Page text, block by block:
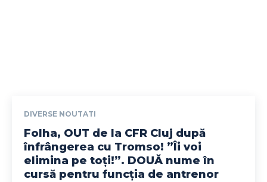
DIVERSE NOUTATI
Folha, OUT de la CFR Cluj după
înfrângerea cu Tromso! ”Îi voi
elimina pe toți!”. DOUĂ nume în
cursă pentru funcția de antrenor